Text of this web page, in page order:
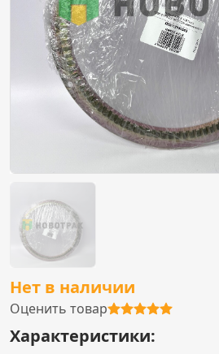
Нет в наличии
Оценить товар
Характеристики: